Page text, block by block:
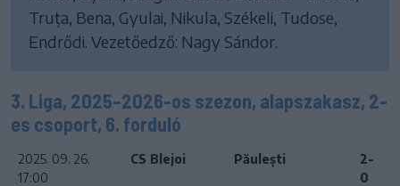
Truța, Bena, Gyulai, Nikula, Székeli, Tudose,
Endrődi. Vezetőedző: Nagy Sándor.
3. Liga, 2025–2026-os szezon, alapszakasz, 2-
es csoport, 6. forduló
2025. 09. 26.
17:00
CS Blejoi Păulești
2-
0